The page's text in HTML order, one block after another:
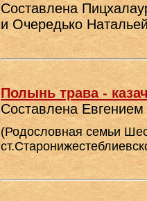
Составлена
и Очередько
Полынь трава -
Составлена
(Родословная семьи